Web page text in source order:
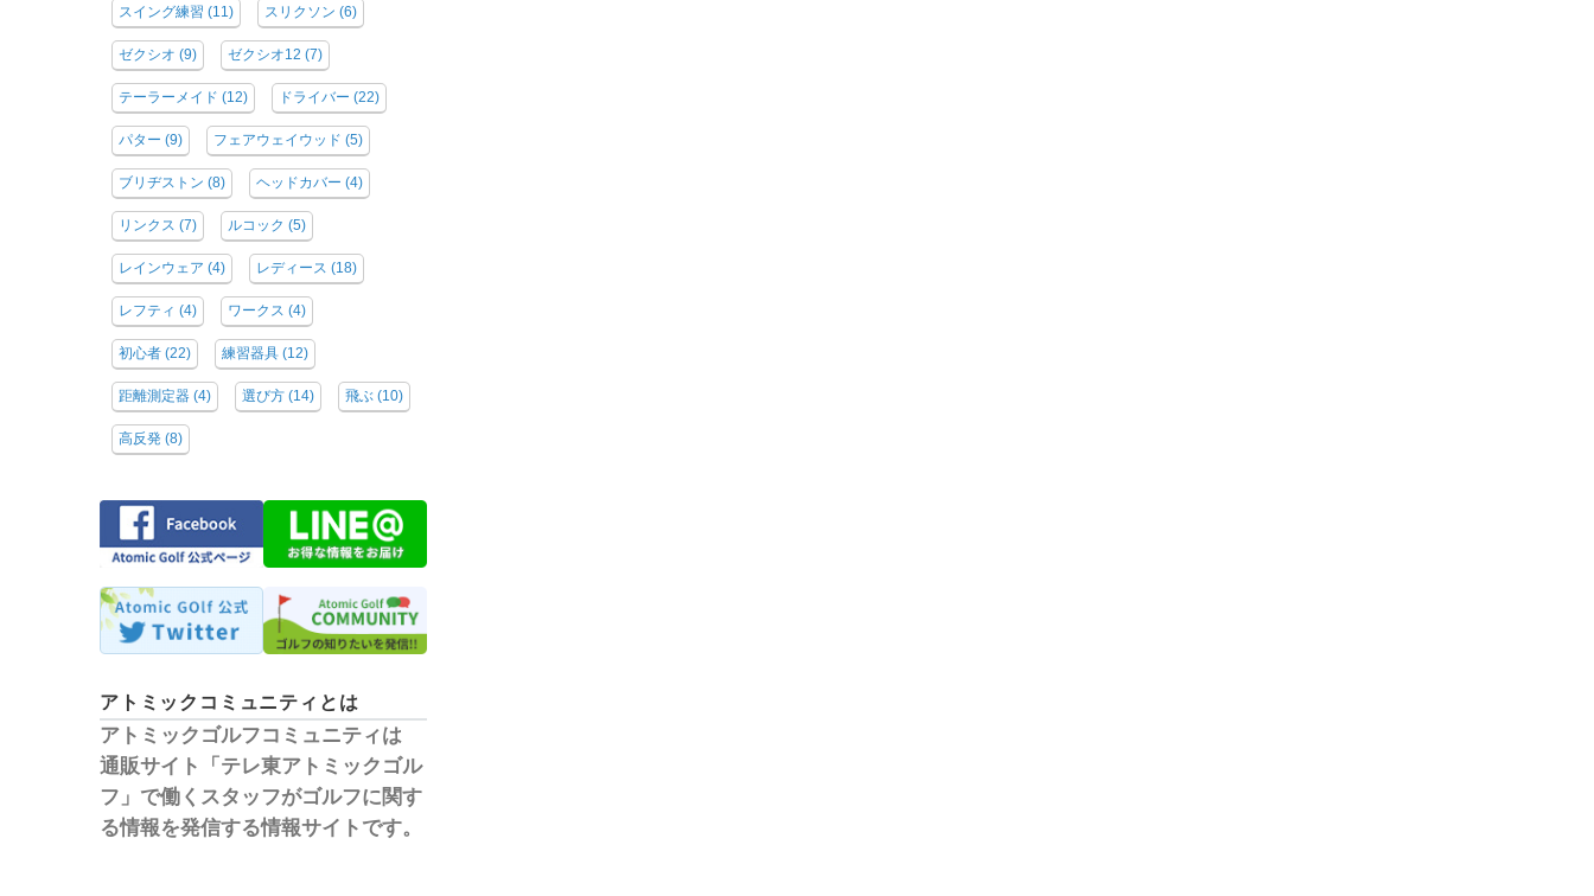
スイング練習 (11) スリクソン (6)
ゼクシオ (9) ゼクシオ12 (7)
テーラーメイド (12) ドライバー (22)
パター (9) フェアウェイウッド (5)
ブリヂストン (8) ヘッドカバー (4)
リンクス (7) ルコック (5)
レインウェア (4) レディース (18)
レフティ (4) ワークス (4)
初心者 (22) 練習器具 (12)
距離測定器 (4) 選び方 (14) 飛ぶ (10)
高反発 (8)
アトミックコミュニティとは
アトミックゴルフコミュニティは
通販サイト「テレ東アトミックゴル
フ」で働くスタッフがゴルフに関す
る情報を発信する情報サイトです。